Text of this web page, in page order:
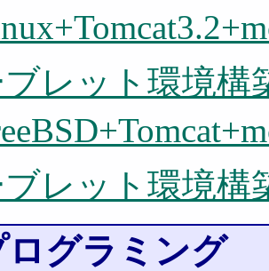
レット環境構
レット環境構
ログラミング